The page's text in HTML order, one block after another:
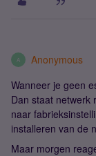
A Anonymous
Wanneer je geen
Dan staat netwerk
naar
installeren van de
Maar morgen